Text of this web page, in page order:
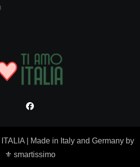
Made in Italy and Germany by
⚜ smartissimo